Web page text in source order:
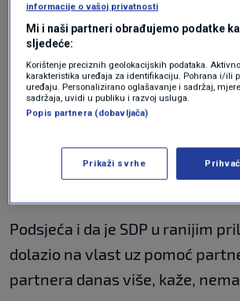
vlast. Htjeli smo poslati poruku
priliku građanskom centru da se
sljedećim izborima želimo
govori Orešković o neuspjehu
slijede: Za koga ćete
Zagrebu, Splitu i
VIJESTI|19. svi.
Podsjeća i da je SDP u ranijim
dolazio na vlast uz pomoć
partnera danas više, kaže,
informacije o vašoj privatnosti
Mi i naši partneri obrađujemo podatke
sljedeće:
Korištenje preciznih geolokacijskih podataka.
karakteristika uređaja za identifikaciju. Pohrana i/ili
uređaju. Personalizirano oglašavanje i sadržaj,
sadržaja, uvidi u publiku i razvoj usluga.
Popis partnera (dobavljača)
Prikaži svrhe